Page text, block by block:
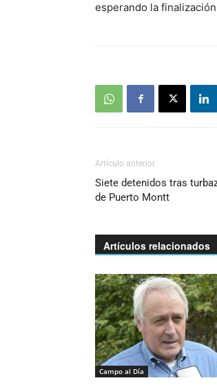
esperando la
Artículo anterior
Siete detenidos tras
de Puerto Montt
Artículos relacionados
Campo al Día